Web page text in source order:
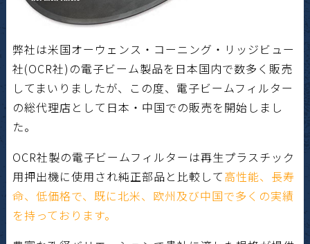
弊社は米国オーウェンス・コーニング・リッジビュー
社(OCR社)の電子ビーム製品を日本国内で数多く販売
してまいりましたが、この度、電子ビームフィルター
の総代理店として日本・中国での販売を開始しまし
た。
OCR社製の電子ビームフィルターは再生プラスチック
用押出機に使用され純正部品と比較して高性能、長寿
命、低価格で、既に北米、欧州及び中国で多くの実績
を持っております。